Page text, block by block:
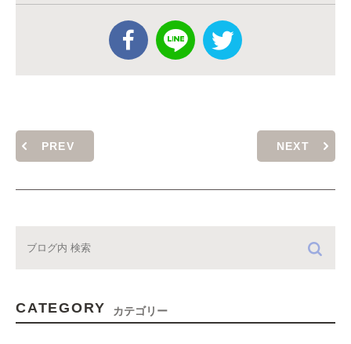
PREV NEXT
CATEGORY カテゴリー